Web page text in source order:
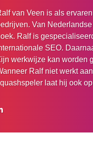
van Veen is als
Van
Ralf is
SEO.
werkwijze kan worden
Ralf niet werkt
laat hij ook